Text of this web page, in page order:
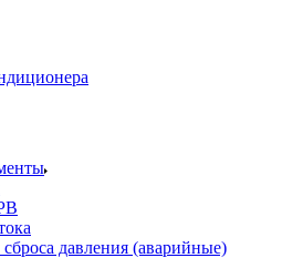
давления (аварийные)